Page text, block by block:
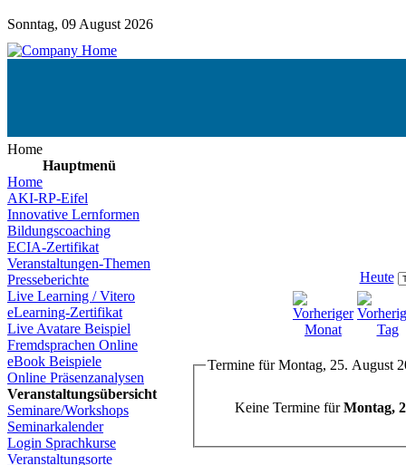
Sonntag, 09 August 2026
Home
Hauptmenü
Home
AKI-RP-Eifel
Innovative Lernformen
Bildungscoaching
ECIA-Zertifikat
Veranstaltungen-Themen
Presseberichte
Live Learning / Vitero
eLearning-Zertifikat
Live Avatare Beispiel
Fremdsprachen Online
eBook Beispiele
Online Präsenzanalysen
Veranstaltungsübersicht
Seminare/Workshops
Seminarkalender
Login Sprachkurse
Veranstaltungsorte
Heute
Termine für Montag, 25. August
Keine Termine fürMontag,